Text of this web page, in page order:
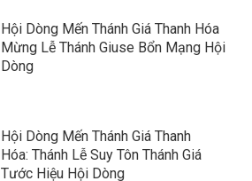
Hội Dòng Mến Thánh Giá Thanh Hóa
Mừng Lễ Thánh Giuse Bổn Mạng Hội
Dòng
Hội Dòng Mến Thánh Giá Thanh
Hóa: Thánh Lễ Suy Tôn Thánh Giá
Tước Hiệu Hội Dòng